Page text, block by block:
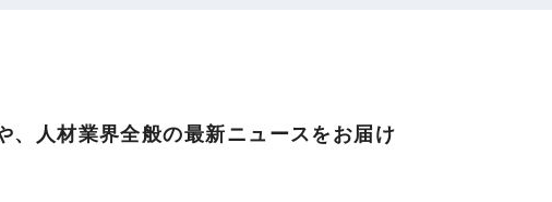
、人材業界全般の最新ニュースをお届け